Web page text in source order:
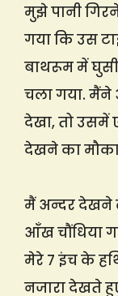
मुझे पानी
गया कि उस
बाथरूम में
चला गया. मैंने
देखा, तो उसमें
देखने का
मैं अन्दर देखने
आँख चौंधिया
मेरे 7 इंच के
नजारा देखते